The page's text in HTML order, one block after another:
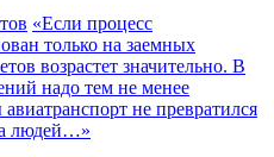
«Если процесс
только на заемных
возрастет значительно. В
надо тем не менее
авиатранспорт не превратился
людей…»